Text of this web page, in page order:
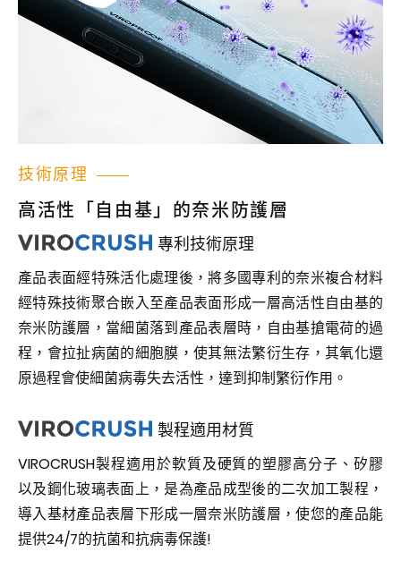
技術原理
高活性「自由基」的奈米防護層
VIROCRUSH技術 專利技術原理
產品表面經特殊活化處理後，將多國專利的奈米複合材料
經特殊技術聚合嵌入至產品表面形成一層高活性自由基的
奈米防護層，當細菌落到產品表層時，自由基搶電荷的過
程，會拉扯病菌的細胞膜，使其無法繁衍生存，其氧化還
原過程會使細菌病毒失去活性，達到抑制繁衍作用。
VIROCRUSH技術 製程適用材質
VIROCRUSH製程適用於軟質及硬質的塑膠高分子、矽膠
以及鋼化玻璃表面上，是為產品成型後的二次加工製程，
導入基材產品表層下形成一層奈米防護層，使您的產品能
提供24/7的抗菌和抗病毒保護!